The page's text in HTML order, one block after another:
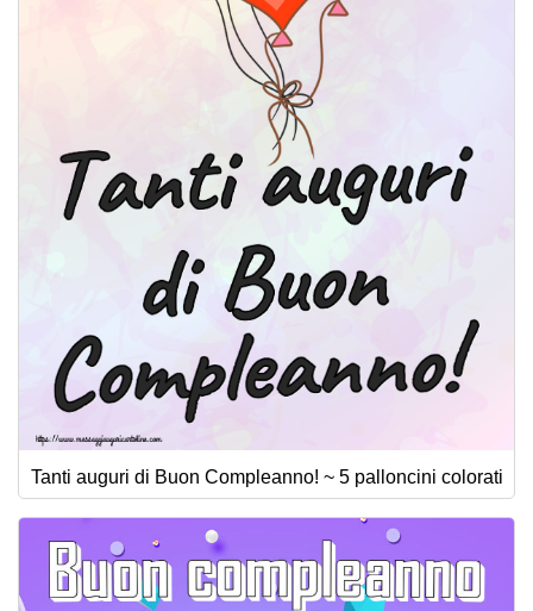
Tanti auguri di Buon Compleanno! ~ 5 palloncini colorati